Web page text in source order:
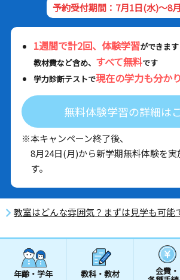
予約受付期間：7月1日(水)～8
1週間で計2回、体験学習ができます
教材費など含め、 すべて無料です
学力診断テストで現在の学力も分か
無料体験学習の詳細は
※本キャンペーン終了後、
8月24日(月)から新学期無料体験を実
す。
教室はどんな雰囲気？まずは見学も可能
年齢・学年 教科・教材 会費・